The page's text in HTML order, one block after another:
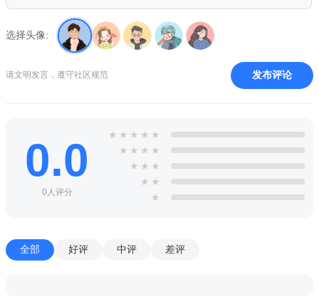
冠军网球游戏点评
1、您可以遇到各具魅力的50名角色
2、除了21名选手身穿的服装以外，还有200多种服装和饰品
5、您可以采用多种方式培养选手
选择头像:
请文明发言，遵守社区规范 发布评论
0.0
0人评分
★ ★ ★ ★ ★
★ ★ ★ ★
★ ★ ★
★ ★
★
全部 好评 中评 差评